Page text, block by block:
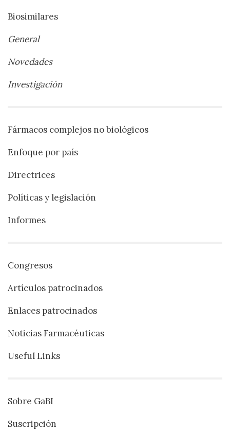
Biosimilares
General
Novedades
Investigación
Fármacos complejos no biológicos
Enfoque por país
Directrices
Políticas y legislación
Informes
Congresos
Artículos patrocinados
Enlaces patrocinados
Noticias Farmacéuticas
Useful Links
Sobre GaBI
Suscripción